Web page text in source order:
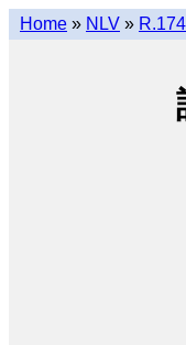
Home » NLV »